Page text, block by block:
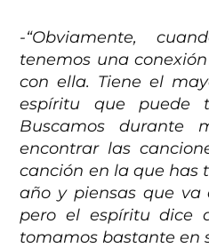
-“Obviamente,
tenemos una
con ella. Tiene el
espíritu que puede
Buscamos durante
encontrar las
canción en la que has
año y piensas que
pero el espíritu dice
tomamos bastante en